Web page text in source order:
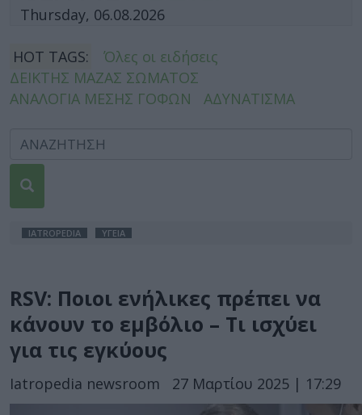
Thursday, 06.08.2026
HOT TAGS:
Όλες οι ειδήσεις
ΔΕΙΚΤΗΣ ΜΑΖΑΣ ΣΩΜΑΤΟΣ
ΑΝΑΛΟΓΙΑ ΜΕΣΗΣ ΓΟΦΩΝ
ΑΔΥΝΑΤΙΣΜΑ
IATROPEDIA ΥΓΕΙΑ
RSV: Ποιοι ενήλικες πρέπει να
κάνουν το εμβόλιο – Τι ισχύει
για τις εγκύους
Iatropedia newsroom 27 Μαρτίου 2025 | 17:29